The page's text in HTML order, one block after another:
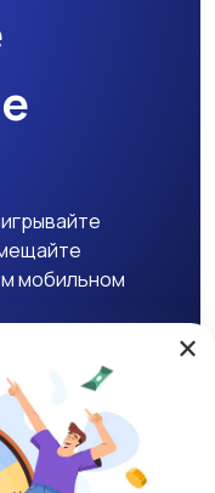
мобильном
×